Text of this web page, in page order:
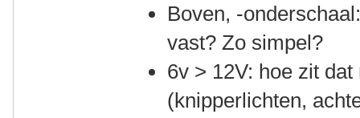
Boven, -
vast? Zo simpel?
6v > 12V: hoe zit
(knipperlichten,